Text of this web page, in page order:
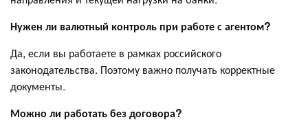
Нужен ли валютный контроль при работе с агентом?
Да, если вы работаете в рамках российского
законодательства. Поэтому важно получать корректные
документы.
Можно ли работать без договора?